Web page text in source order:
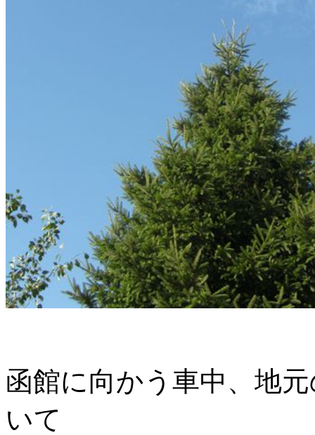
函館に向かう車中、地
いて